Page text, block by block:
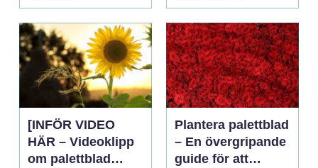
[INFÖR VIDEO
HÄR – Videoklipp
om palettblad
Plantera palettblad
– En övergripande
guide för att